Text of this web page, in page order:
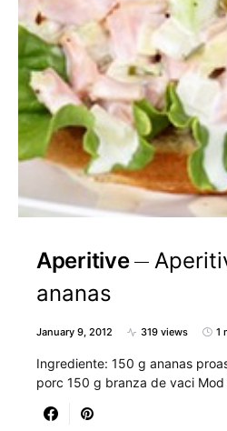
Aperitive
ananas
January 9, 2012 319 views 1
Ingrediente: 150 g ananas
porc 150 g branza de vaci